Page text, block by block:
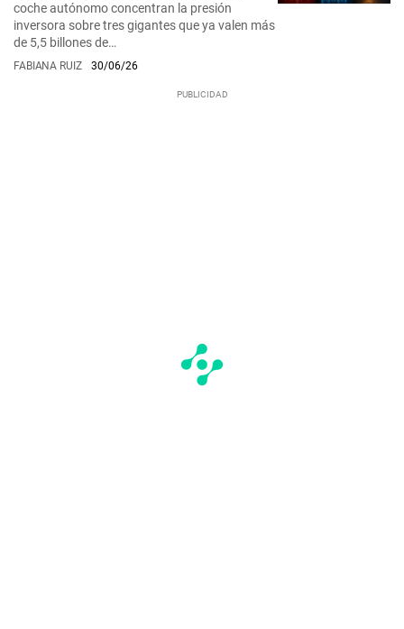
coche autónomo concentran la presión
inversora sobre tres gigantes que ya valen más
de 5,5 billones de…
FABIANA RUIZ 30/06/26